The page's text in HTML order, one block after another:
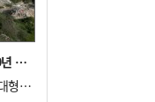
베네수 강진 사망자 6125명…재건에 10년 이상 걸릴수도
“와인에서 굴뚝 냄새 날 수도”…프랑스 대형 산불에 보르도 와인 품질 위협